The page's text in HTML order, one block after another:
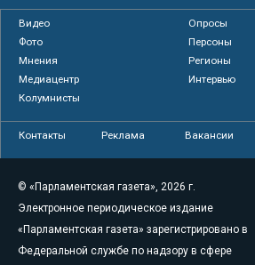
Видео
Опросы
Фото
Персоны
Мнения
Регионы
Медиацентр
Интервью
Колумнисты
Контакты Реклама Вакансии
© «Парламентская газета», 2026 г.
Электронное периодическое издание
«Парламентская газета» зарегистрировано в
Федеральной службе по надзору в сфере